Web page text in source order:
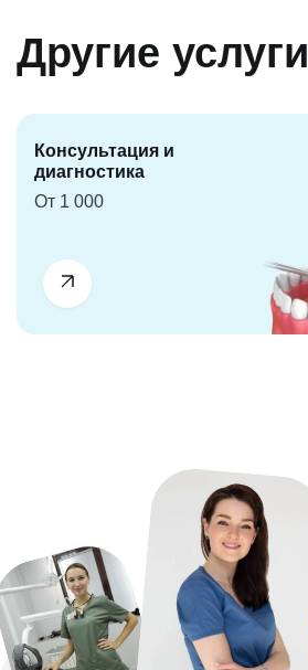
Другие услуги
Консультация и
диагностика
От 1 000